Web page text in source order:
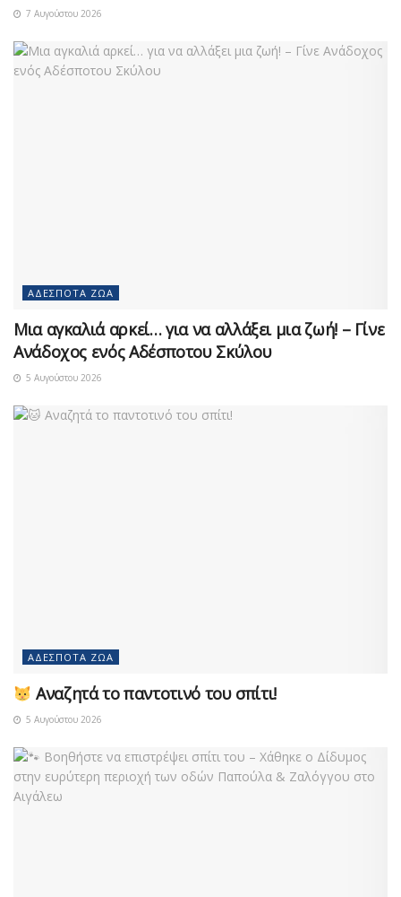
7 Αυγούστου 2026
ΑΔΈΣΠΟΤΑ ΖΏΑ
Μια αγκαλιά αρκεί… για να αλλάξει μια ζωή! – Γίνε
Ανάδοχος ενός Αδέσποτου Σκύλου
5 Αυγούστου 2026
ΑΔΈΣΠΟΤΑ ΖΏΑ
Αναζητά το παντοτινό του σπίτι!
5 Αυγούστου 2026